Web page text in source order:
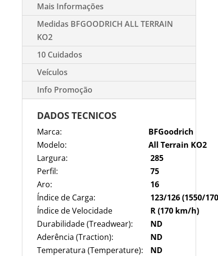
Mais Informações
Medidas BFGOODRICH ALL TERRAIN
KO2
10 Cuidados
Veículos
Info Promoção
DADOS TECNICOS
Marca:
BFGoodrich
Modelo:
All Terrain KO2
Largura:
285
Perfil:
75
Aro:
16
Índice de Carga:
123/126 (1550/
Índice de Velocidade
R (170 km/h)
Durabilidade (Treadwear):
ND
Aderência (Traction):
ND
Temperatura (Temperature):
ND